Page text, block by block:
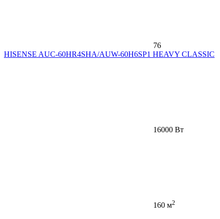
76
HISENSE AUC-60HR4SHA/AUW-60H6SP1 HEAVY CLASSIC
16000 Вт
160 м2